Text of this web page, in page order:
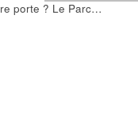
porte ? Le Parc…